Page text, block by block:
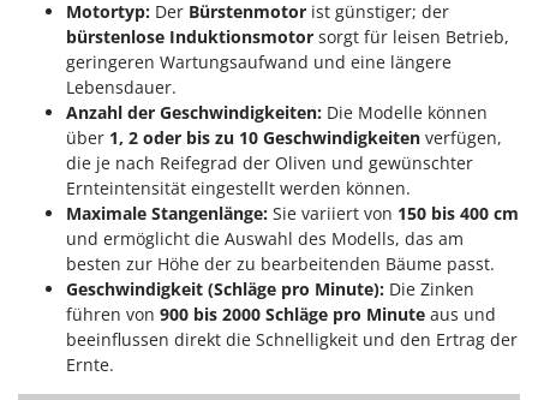
Motortyp: Der Bürstenmotor ist günstiger; der
bürstenlose Induktionsmotor sorgt für leisen Betrieb,
geringeren Wartungsaufwand und eine längere
Lebensdauer.
Anzahl der Geschwindigkeiten: Die Modelle können
über 1, 2 oder bis zu 10 Geschwindigkeiten verfügen,
die je nach Reifegrad der Oliven und gewünschter
Ernteintensität eingestellt werden können.
Maximale Stangenlänge: Sie variiert von 150 bis 400 cm
und ermöglicht die Auswahl des Modells, das am
besten zur Höhe der zu bearbeitenden Bäume passt.
Geschwindigkeit (Schläge pro Minute): Die Zinken
führen von 900 bis 2000 Schläge pro Minute aus und
beeinflussen direkt die Schnelligkeit und den Ertrag der
Ernte.